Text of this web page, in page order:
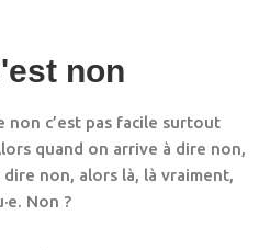
non
non c’est pas facile surtout
quand on arrive à dire non,
non, alors là, là vraiment,
Non ?